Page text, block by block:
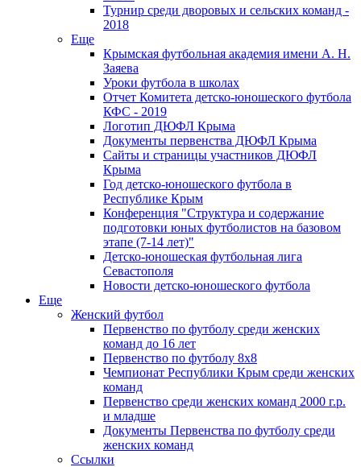
Турнир среди дворовых и сельских команд -
2018
Еще
Крымская футбольная академия имени А. Н.
Заяева
Уроки футбола в школах
Отчет Комитета детско-юношеского футбола
КФС - 2019
Логотип ДЮФЛ Крыма
Документы первенства ДЮФЛ Крыма
Сайты и страницы участников ДЮФЛ
Крыма
Год детско-юношеского футбола в
Республике Крым
Конференция "Структура и содержание
подготовки юных футболистов на базовом
этапе (7-14 лет)"
Детско-юношеская футбольная лига
Севастополя
Новости детско-юношеского футбола
Еще
Женский футбол
Первенство по футболу среди женских
команд до 16 лет
Первенство по футболу 8х8
Чемпионат Республики Крым среди женских
команд
Первенство среди женских команд 2000 г.р.
и младше
Документы Первенства по футболу среди
женских команд
Ссылки